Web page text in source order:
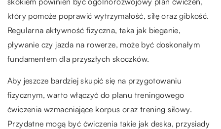
który pomoże poprawić wytrzymałość, siłę oraz gibkość.
Regularna aktywność fizyczna, taka jak bieganie,
pływanie czy jazda na rowerze, może być doskonałym
fundamentem dla przyszłych skoczków.
Aby jeszcze bardziej skupić się na przygotowaniu
fizycznym, warto włączyć do planu treningowego
ćwiczenia wzmacniające korpus oraz trening siłowy.
Przydatne mogą być ćwiczenia takie jak deska, przysiady